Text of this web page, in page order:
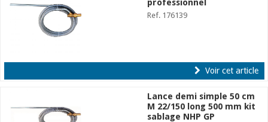
professionnel
Ref. 176139
Voir cet article
Lance demi simple 50 cm
M 22/150 long 500 mm kit
sablage NHP GP